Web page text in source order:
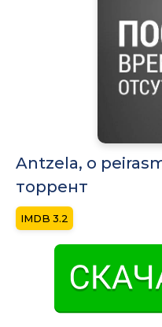
Antzela, o
торрент
3.2